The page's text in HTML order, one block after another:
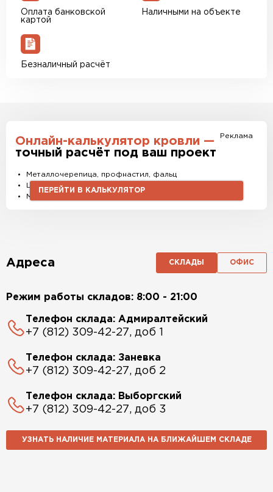
Оплата банковской
картой
Наличными на объекте
Безналичный расчёт
Реклама
Онлайн-калькулятор кровли —
точный расчёт под ваш проект
Металлочерепица, профнастил, фальц
Штакетник, водостоки и софиты
Материалы и комплектующие
ПЕРЕЙТИ В КАЛЬКУЛЯТОР
Адреса СКЛАДЫ ОФИС
Режим работы складов: 8:00 - 21:00
Телефон склада: Адмиралтейский
+7 (812) 309-42-27, доб 1
Телефон склада: Заневка
+7 (812) 309-42-27, доб 2
Телефон склада: Выборгский
+7 (812) 309-42-27, доб 3
УЗНАТЬ НАЛИЧИЕ МАТЕРИАЛА НА БЛИЖАЙШЕМ СКЛАДЕ